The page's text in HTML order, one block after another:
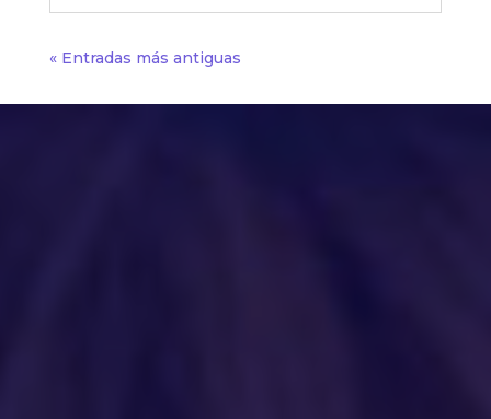
« Entradas más antiguas